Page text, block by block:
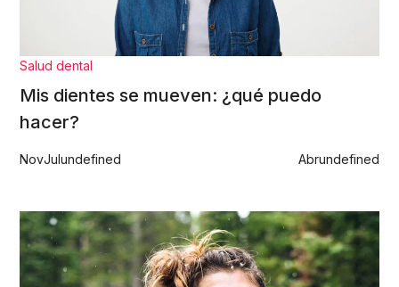
Salud dental
Mis dientes se mueven: ¿qué puedo
hacer?
NovJulundefined Abrundefined